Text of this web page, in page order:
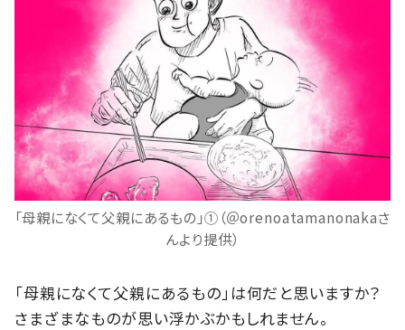
「母親になくて父親にあるもの」①（＠orenoatamanonakaさ
んより提供）
「母親になくて父親にあるもの」は何だと思いますか？
さまざまなものが思い浮かぶかもしれません。